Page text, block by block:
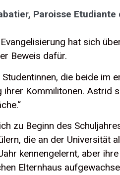
Paroisse Etudiante
hat sich
Beweis dafür.
die beide im
ihrer Kommilitonen. Astrid
zu Beginn des
die an der Universität
kennengelernt, aber
Elternhaus